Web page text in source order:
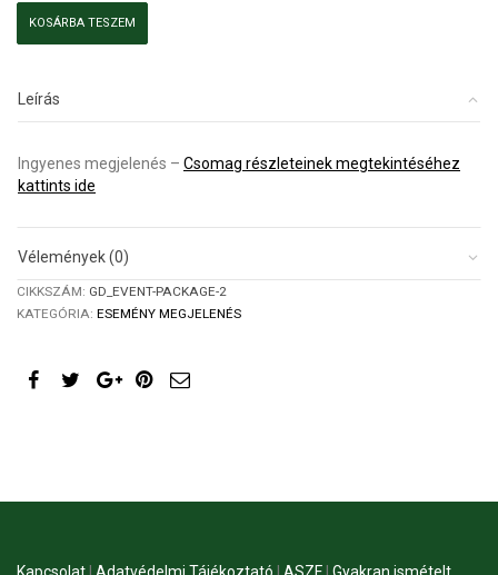
Esemény
mennyiség
KOSÁRBA TESZEM
Leírás
Ingyenes megjelenés – Csomag részleteinek megtekintéséhez
kattints ide
Vélemények (0)
CIKKSZÁM: GD_EVENT-PACKAGE-2
KATEGÓRIA: ESEMÉNY MEGJELENÉS
Kapcsolat Adatvédelmi Tájékoztató ASZF Gyakran ismételt